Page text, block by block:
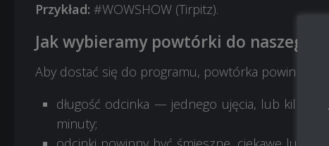
Przykład: #WOWSHOW (Tirpitz).
Jak wybieramy powtórki do naszego
Aby dostać się do programu, powtórka powinna
długość odcinka — jednego ujęcia, lub kilku
minuty;